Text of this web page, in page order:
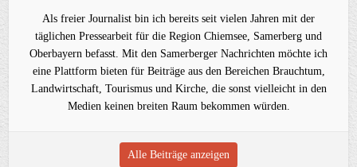
Als freier Journalist bin ich bereits seit vielen Jahren mit der
täglichen Pressearbeit für die Region Chiemsee, Samerberg und
Oberbayern befasst. Mit den Samerberger Nachrichten möchte ich
eine Plattform bieten für Beiträge aus den Bereichen Brauchtum,
Landwirtschaft, Tourismus und Kirche, die sonst vielleicht in den
Medien keinen breiten Raum bekommen würden.
Alle Beiträge anzeigen